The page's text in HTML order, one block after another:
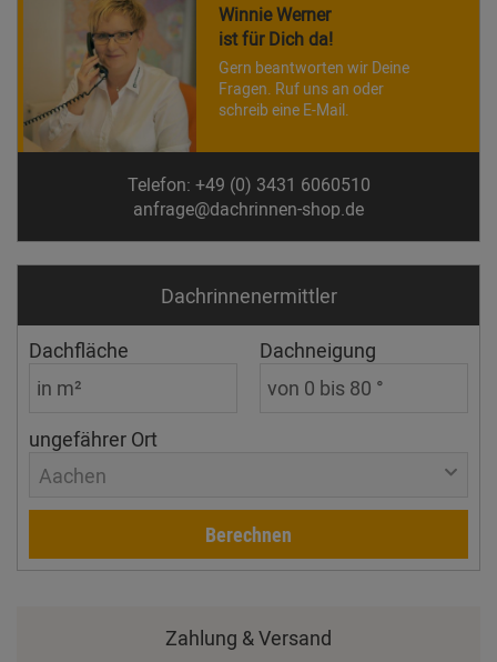
Winnie Werner
ist für Dich da!
Gern beantworten wir Deine
Fragen. Ruf uns an oder
schreib eine E-Mail.
Telefon: +49 (0) 3431 6060510
anfrage@dachrinnen-shop.de
Dachrinnen­ermittler
Dachfläche Dachneigung
ungefährer Ort
Aachen
Berechnen
Zahlung & Versand